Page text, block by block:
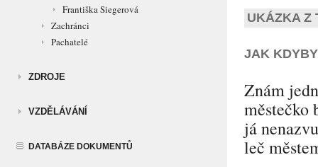
Františka Siegerová
Zachránci
Pachatelé
ZDROJE
VZDĚLÁVÁNÍ
DATABÁZE DOKUMENTŮ
UKÁZKA Z
JAK KDYBY
Znám
městečko
já
leč